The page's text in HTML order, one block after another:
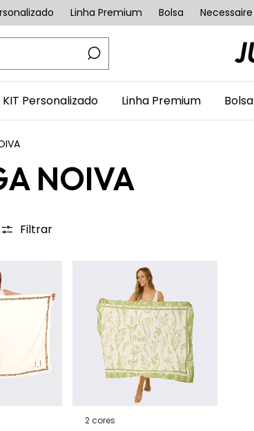
Linha Premium Bolsa Necessaire
KIT Personalizado Linha Premium Bolsa
NOIVA
Filtrar
2 cores